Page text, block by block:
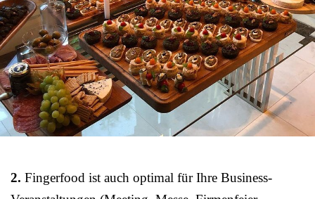
2. Fingerfood ist auch optimal für Ihre Business-